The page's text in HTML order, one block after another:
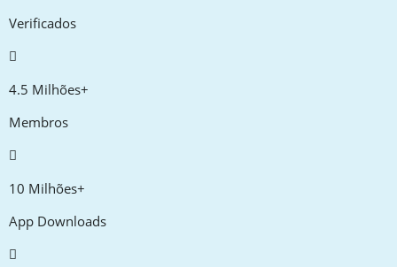
Verificados
4.5 Milhões+
Membros
10 Milhões+
App Downloads